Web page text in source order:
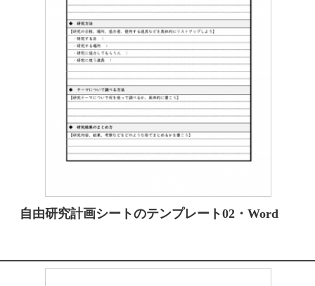
自由研究計画シートのテンプレート02・Word